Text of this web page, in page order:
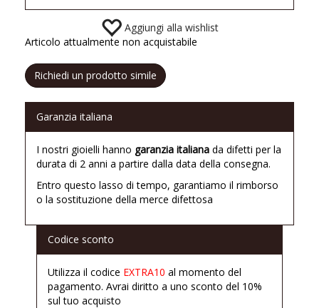
Aggiungi alla wishlist
Articolo attualmente non acquistabile
Richiedi un prodotto simile
Garanzia italiana
I nostri gioielli hanno garanzia italiana da difetti per la
durata di 2 anni a partire dalla data della consegna.
Entro questo lasso di tempo, garantiamo il rimborso
o la sostituzione della merce difettosa
Codice sconto
Utilizza il codice EXTRA10 al momento del
pagamento. Avrai diritto a uno sconto del 10%
sul tuo acquisto